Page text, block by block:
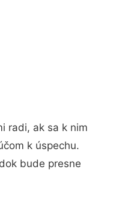
radi, ak sa k nim
k úspechu.
bude presne